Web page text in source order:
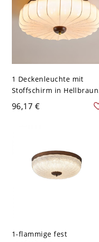
1 Deckenleuchte mit
Stoffschirm in Hellbraun
mit Pflaumenfeder-
110V-120V 40,64 cm
96,17 €
1-flammige fest